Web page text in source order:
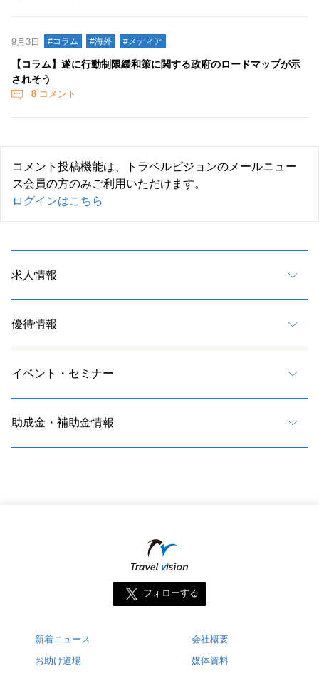
9月3日 #コラム #海外 #メディア
【コラム】遂に行動制限緩和策に関する政府のロードマップが示
されそう
8 コメント
コメント投稿機能は、トラベルビジョンのメールニュー
ス会員の方のみご利用いただけます。
ログインはこちら
求人情報
優待情報
イベント・セミナー
助成金・補助金情報
フォローする
新着ニュース
お助け道場
会社概要
媒体資料